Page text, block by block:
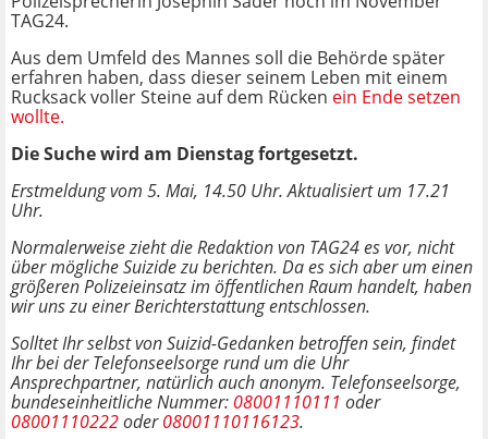
TAG24.
Aus dem Umfeld des Mannes soll die Behörde später
erfahren haben, dass dieser seinem Leben mit einem
Rucksack voller Steine auf dem Rücken ein Ende setzen
wollte.
Die Suche wird am Dienstag fortgesetzt.
Erstmeldung vom 5. Mai, 14.50 Uhr. Aktualisiert um 17.21
Uhr.
Normalerweise zieht die Redaktion von TAG24 es vor, nicht
über mögliche Suizide zu berichten. Da es sich aber um einen
größeren Polizeieinsatz im öffentlichen Raum handelt, haben
wir uns zu einer Berichterstattung entschlossen.
Solltet Ihr selbst von Suizid-Gedanken betroffen sein, findet
Ihr bei der Telefonseelsorge rund um die Uhr
Ansprechpartner, natürlich auch anonym. Telefonseelsorge,
bundeseinheitliche Nummer: 08001110111 oder
08001110222oder08001110116123.